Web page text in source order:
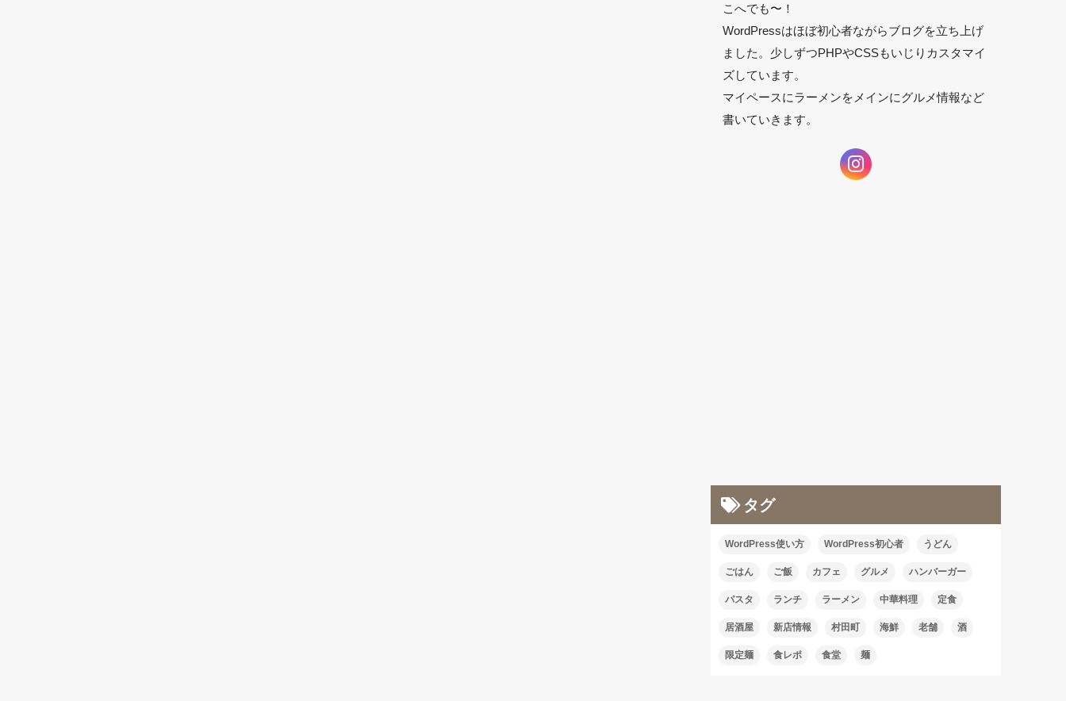
こへでも〜！
WordPressはほぼ初心者ながらブログを立ち上げ
ました。少しずつPHPやCSSもいじりカスタマイ
ズしています。
マイペースにラーメンをメインにグルメ情報など
書いていきます。
タグ
WordPress使い方 WordPress初心者 うどん
ごはん ご飯 カフェ グルメ ハンバーガー
パスタ ランチ ラーメン 中華料理 定食
居酒屋 新店情報 村田町 海鮮 老舗 酒
限定麺 食レポ 食堂 麺